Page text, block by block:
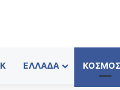
ΕΛΛΆΔΑ ΚΌΣΜΟΣ